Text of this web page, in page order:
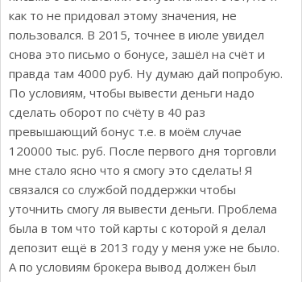
как то не придовал этому значения, не
пользовался. В 2015, точнее в июле увидел
снова это письмо о бонусе, зашёл на счёт и
правда там 4000 руб. Ну думаю дай попробую.
По условиям, чтобы вывести деньги надо
сделать оборот по счёту в 40 раз
превышающий бонус т.е. в моём случае
120000 тыс. руб. После первого дня торговли
мне стало ясно что я смогу это сделать! Я
связался со службой поддержки чтобы
уточнить смогу ля вывести деньги. Проблема
была в том что той карты с которой я делал
депозит ещё в 2013 году у меня уже не было.
А по условиям брокера вывод должен был